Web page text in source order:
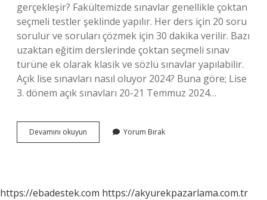
gerçekleşir? Fakültemizde sınavlar genellikle çoktan
seçmeli testler şeklinde yapılır. Her ders için 20 soru
sorulur ve soruları çözmek için 30 dakika verilir. Bazı
uzaktan eğitim derslerinde çoktan seçmeli sınav
türüne ek olarak klasik ve sözlü sınavlar yapılabilir.
Açık lise sınavları nasıl oluyor 2024? Buna göre; Lise
3. dönem açık sınavları 20-21 Temmuz 2024…
Devamını okuyun
Öğretim
Yorum Bırak
https://ebadestek.com https://akyurekpazarlama.com.tr